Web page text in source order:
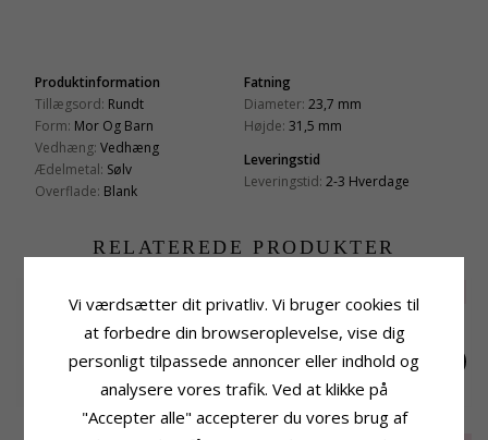
Produktinformation
Tillægsord: Rundt
Form: Mor Og Barn
Vedhæng: Vedhæng
Ædelmetal: Sølv
Overflade: Blank
Fatning
Diameter: 23,7 mm
Højde: 31,5 mm
Leveringstid
Leveringstid: 2-3 Hverdage
RELATEREDE PRODUKTER
Mor og barn
Mor og barn
Hjerte mor og barn
Vi værdsætter dit privatliv. Vi bruger cookies til
at forbedre din browseroplevelse, vise dig
personligt tilpassede annoncer eller indhold og
analysere vores trafik. Ved at klikke på
"Accepter alle" accepterer du vores brug af